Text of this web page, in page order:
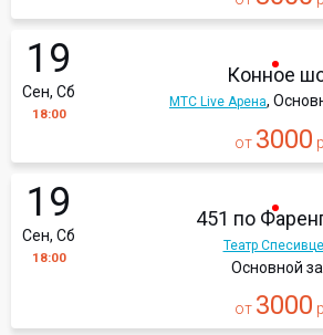
19
Сен, Сб
18:00
Конное
МТС Live Арена,
от 3000 р.
19
Сен, Сб
18:00
451 по
Театр
Основной
от 3000 р.